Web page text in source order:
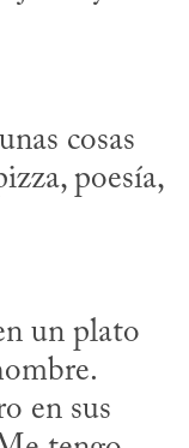
cosas
poesía,
un plato
en sus